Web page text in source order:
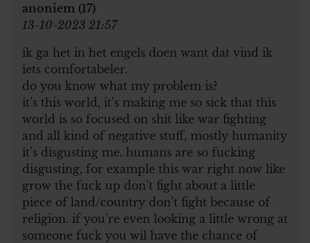
anoniem (17)
13-10-2023 21:57
ik ga het in het engels doen want dat vind ik
iets comfortabeler.
do you know what my problem is?
it’s this world, it’s making me so sick that this
world is so focused on shit like war fighting
and all kind of negative stuff, mostly humanity
it’s disgusting me. humans are so fucking
disgusting, for example this war right now like
grow the fuck up don’t fight about a little
piece of land/country don’t fight because of
religion. if you’re even looking a little wrong at
someone fuck you wil have the chance of